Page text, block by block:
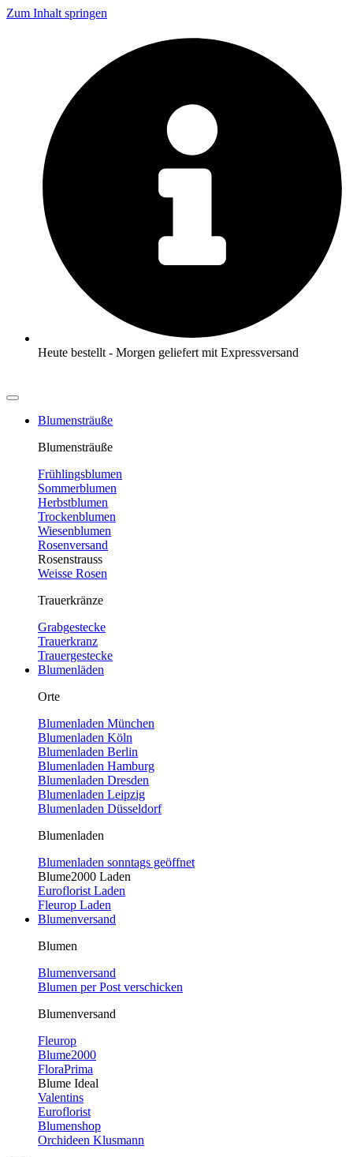
Zum Inhalt springen
Heute bestellt - Morgen geliefert mit Expressversand
Blumensträuße
Blumensträuße
Frühlingsblumen
Sommerblumen
Herbstblumen
Trockenblumen
Wiesenblumen
Rosenversand
Rosenstrauss
Weisse Rosen
Trauerkränze
Grabgestecke
Trauerkranz
Trauergestecke
Blumenläden
Orte
Blumenladen München
Blumenladen Köln
Blumenladen Berlin
Blumenladen Hamburg
Blumenladen Dresden
Blumenladen Leipzig
Blumenladen Düsseldorf
Blumenladen
Blumenladen sonntags geöffnet
Blume2000 Laden
Euroflorist Laden
Fleurop Laden
Blumenversand
Blumen
Blumenversand
Blumen per Post verschicken
Blumenversand
Fleurop
Blume2000
FloraPrima
Blume Ideal
Valentins
Euroflorist
Blumenshop
Orchideen Klusmann